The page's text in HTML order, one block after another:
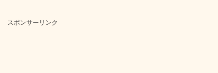
スポンサーリンク